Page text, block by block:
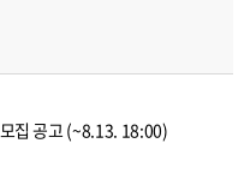
집 공고 (~8.13. 18:00)